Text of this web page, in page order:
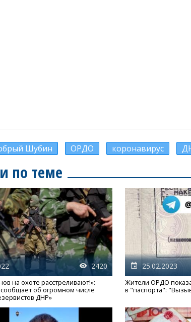
Шубин ОРДО коронавирус
по теме
2420
на охоте расстреливают!»:
об огромном числе
ДНР»
25.02.2023
Жители ОРДО
в "паспорта":